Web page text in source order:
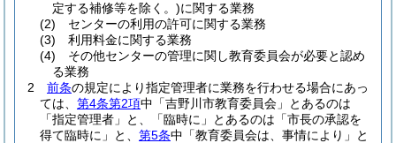
定する補修等を除く。)に関する業務
(2)
センターの利用の許可に関する業務
(3)
利用料金に関する業務
(4)
その他センターの管理に関し教育委員会が必要と認め
る業務
2
前条の規定により指定管理者に業務を行わせる場合にあっ
ては、 第4条第2項中「吉野川市教育委員会」とあるのは
「指定管理者」と、「臨時に」とあるのは「市長の承認を
得て臨時に」と、 第5条中「教育委員会は、事情により」と